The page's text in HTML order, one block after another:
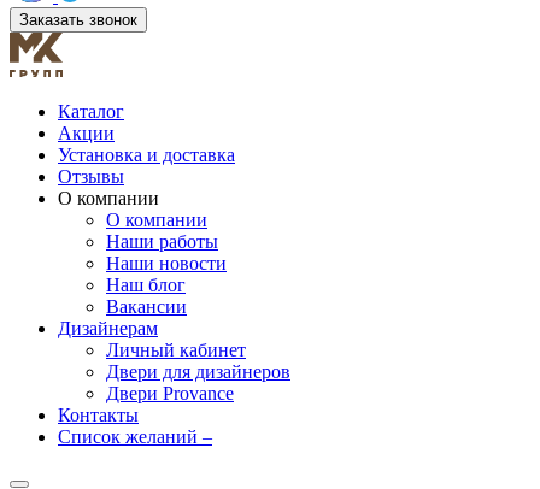
Заказать звонок
Каталог
Акции
Установка и доставка
Отзывы
О компании
О компании
Наши работы
Наши новости
Наш блог
Вакансии
Дизайнерам
Личный кабинет
Двери для дизайнеров
Двери Provance
Контакты
Список желаний –